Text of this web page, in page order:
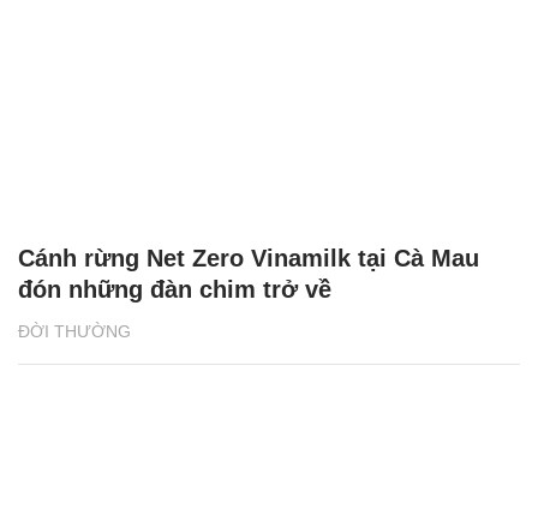
ĐỜI THƯỜNG
Cánh rừng Net Zero Vinamilk tại Cà Mau
đón những đàn chim trở về